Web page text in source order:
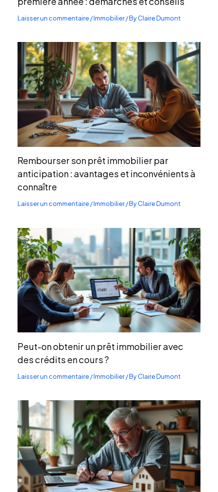
Laisser un commentaire/Immobilier/ ByClaire Dumont
Rembourser son prêt immobilier par
anticipation : avantages et inconvénients à
connaître
Laisser un commentaire/Immobilier/ ByClaire Dumont
Peut-on obtenir un prêt immobilier avec
des crédits en cours ?
Laisser un commentaire/Immobilier/ ByClaire Dumont